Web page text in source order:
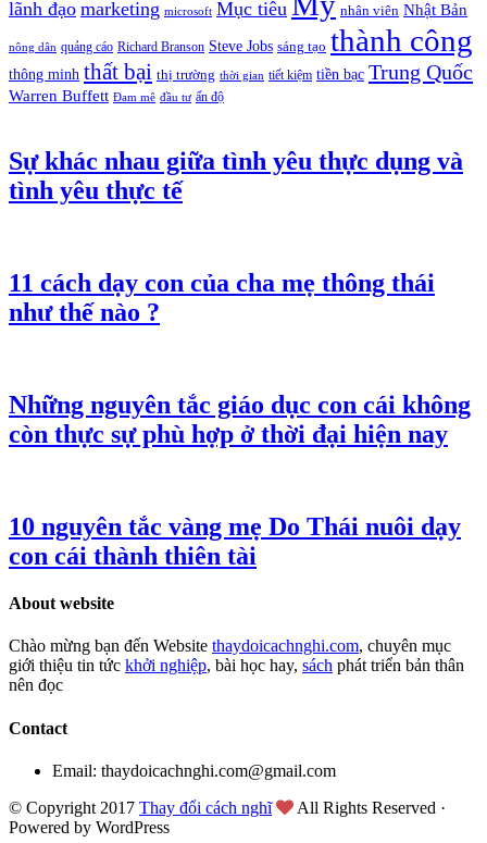
lãnh đạo marketing microsoft Mục tiêu nhân viên Nhật Bản
nông dân quảng cáo Richard Branson Steve Jobs sáng tạo thành công
thông minh thất bại thị trường thời gian tiết kiệm tiền bạc Trung Quốc
Warren Buffett Đam mê đầu tư ấn độ
Sự khác nhau giữa tình yêu thực dụng và
tình yêu thực tế
11 cách dạy con của cha mẹ thông thái
như thế nào ?
Những nguyên tắc giáo dục con cái không
còn thực sự phù hợp ở thời đại hiện nay
10 nguyên tắc vàng mẹ Do Thái nuôi dạy
con cái thành thiên tài
About website
Chào mừng bạn đến Website thaydoicachnghi.com, chuyên mục
giới thiệu tin tức khởi nghiệp, bài học hay, sách phát triển bản thân
nên đọc
Contact
Email: thaydoicachnghi.com@gmail.com
© Copyright 2017 Thay đổi cách nghĩ
All Rights Reserved ·
Powered by WordPress